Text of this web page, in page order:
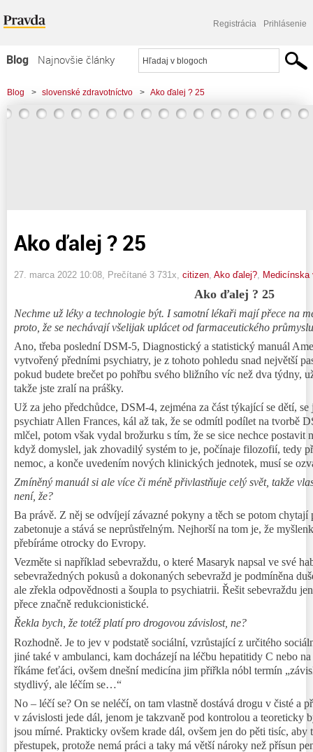
Registrácia Prihlásenie
Blog
Najnovšie články
Najčítanejšie články
Najkomentovanejšie články
Blog > slovenské zdravotníctvo > Ako ďalej ? 25
Ako ďalej ? 25
27. marca 2022 10:08 , Prečítané 3 731x, citizen Ako ďalej? Medicínska
Ako ďalej ? 25
Nechme už léky a technologie být. I samotní lékaři mají přece na
proto, že se nechávají všelijak uplácet od farmaceutického
Ano, třeba poslední DSM-5, Diagnostický a statistický manuál
vytvořený předními psychiatry, je z tohoto pohledu snad největší
pokud budete brečet po pohřbu svého bližního víc než dva týdny,
takže jste zralí na prášky.
Už za jeho předchůdce, DSM-4, zejména za část týkající se dětí,
psychiatr Allen Frances, kál až tak, že se odmítl podílet na tvorbě
mlčel, potom však vydal brožurku s tím, že se sice nechce postavit
když domyslel, jak zhovadilý systém to je, počínaje filozofií, tedy
nemoc, a konče uvedením nových klinických jednotek, musí se
Zmíněný manuál si ale více či méně přivlastňuje celý svět, takže
není, že?
Ba právě. Z něj se odvíjejí závazné pokyny a těch se potom chytají
zabetonuje a stává se neprůstřelným. Nejhorší na tom je, že
přebíráme otrocky do Evropy.
Vezměte si například sebevraždu, o které Masaryk napsal ve své
sebevražedných pokusů a dokonaných sebevražd je podmíněna
ale zřekla odpovědnosti a šoupla to psychiatrii. Řešit sebevraždu
přece značně redukcionistické.
Řekla bych, že totéž platí pro drogovou závislost, ne?
Rozhodně. Je to jev v podstatě sociální, vzrůstající z určitého
jiné také v ambulanci, kam docházejí na léčbu hepatitidy C nebo
říkáme feťáci, ovšem dnešní medicína jim přiřkla nóbl termín
stydlivý, ale léčím se…“
No – léčí se? On se neléčí, on tam vlastně dostává drogu v čisté a
v závislosti jede dál, jenom je takzvaně pod kontrolou a teoreticky
jsou mírné. Prakticky ovšem krade dál, ovšem jen do pěti tisíc,
přestupek, protože nemá práci a taky má větší nároky než přísun